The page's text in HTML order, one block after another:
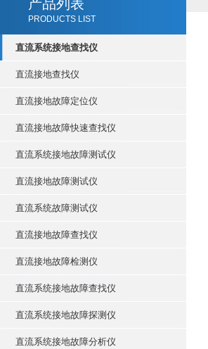
产品列表
PRODUCTS LIST
直流系统接地查找仪
直流接地查找仪
直流接地故障定位仪
直流接地故障快速查找仪
直流系统接地故障测试仪
直流接地故障测试仪
直流系统故障测试仪
直流接地故障查找仪
直流接地故障检测仪
直流系统接地故障查找仪
直流系统接地故障探测仪
直流系统接地故障分析仪